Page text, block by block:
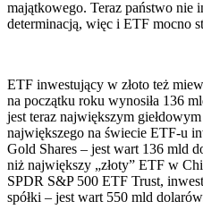
majątkowego. Teraz państwo nie
determinacją, więc i ETF mocno
ETF inwestujący w złoto też
na początku roku wynosiła 136
jest teraz największym
największego na świecie ETF-u
Gold Shares – jest wart 136 mld
niż największy „złoty” ETF w
SPDR S&P 500 ETF Trust,
spółki – jest wart 550 mld